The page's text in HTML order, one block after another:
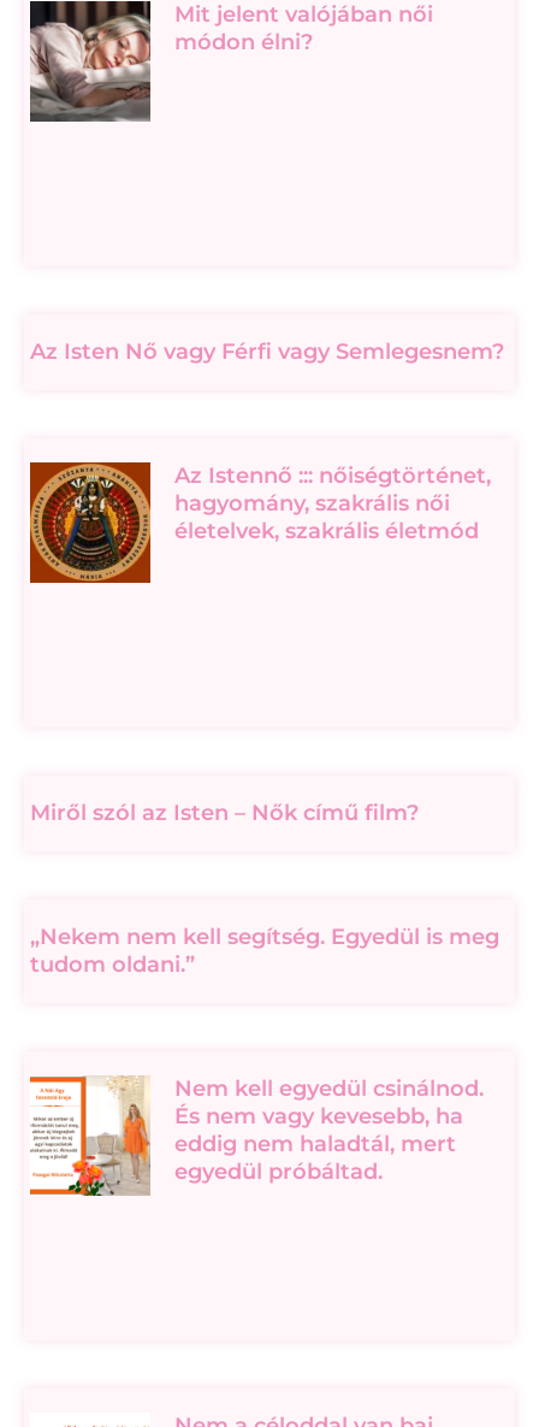
Mit jelent valójában női
módon élni?
Az Isten Nő vagy Férfi vagy Semlegesnem?
Az Istennő ::: nőiségtörténet,
hagyomány, szakrális női
életelvek, szakrális életmód
Miről szól az Isten – Nők című film?
„Nekem nem kell segítség. Egyedül is meg
tudom oldani.”
Nem kell egyedül csinálnod.
És nem vagy kevesebb, ha
eddig nem haladtál, mert
egyedül próbáltad.